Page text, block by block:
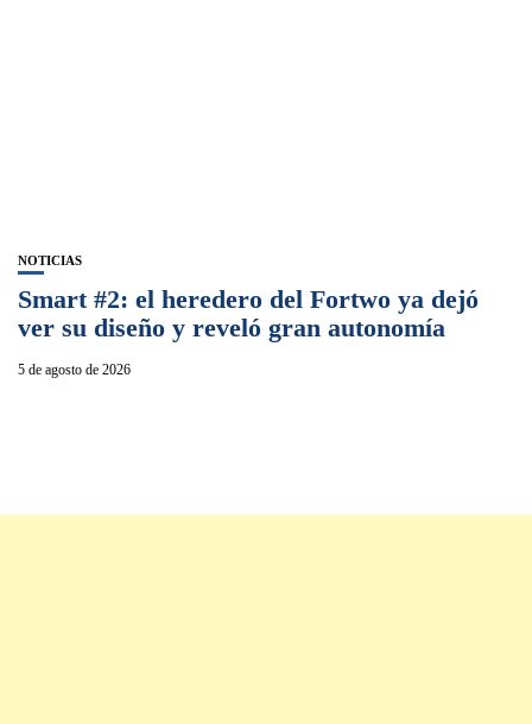
NOTICIAS
Smart #2: el heredero del Fortwo ya dejó
ver su diseño y reveló gran autonomía
5 de agosto de 2026